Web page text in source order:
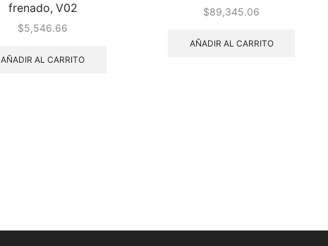
frenado, V02
$5,546.66
AÑADIR AL CARRITO
$89,345.06
AÑADIR AL CARRITO